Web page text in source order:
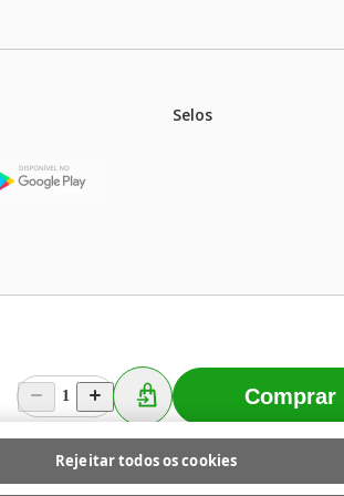
1 Comprar
Selos
na rede de lojas físicas.
prévio. Fast Shop S. A. CNPJ:
Fast Shop - Todos os direitos reservadosRF
Selecionar os Cookies
Rejeitar todos os cookies